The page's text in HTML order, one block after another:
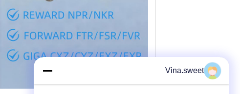
Vina.sweet